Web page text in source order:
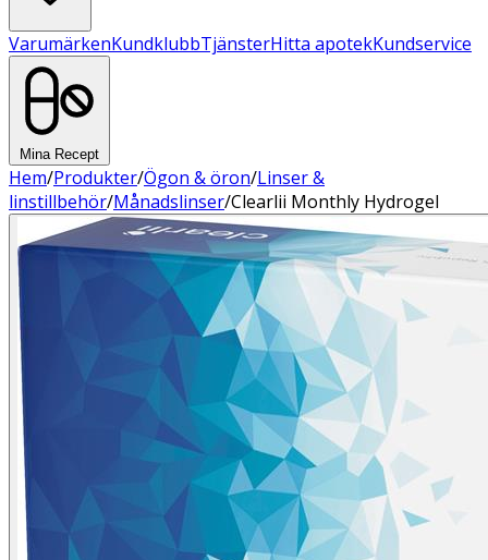
VarumärkenKundklubbTjänsterHitta apotekKundservice
Mina Recept
Hem/Produkter/Ögon & öron/Linser &
linstillbehör/Månadslinser/Clearlii Monthly Hydrogel